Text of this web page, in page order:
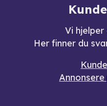
Vi hjelper
Her finner du
Annonsere